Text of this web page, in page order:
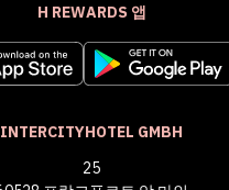
H REWARDS 앱
INTERCITYHOTEL GMBH
25